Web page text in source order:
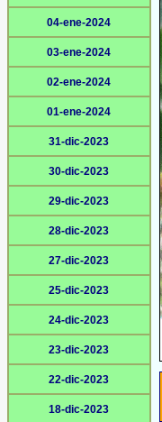
04-ene-2024
03-ene-2024
02-ene-2024
01-ene-2024
31-dic-2023
30-dic-2023
29-dic-2023
28-dic-2023
27-dic-2023
25-dic-2023
24-dic-2023
23-dic-2023
22-dic-2023
18-dic-2023